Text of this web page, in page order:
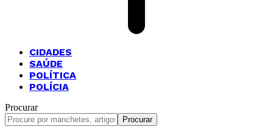
CIDADES
SAÚDE
POLÍTICA
POLÍCIA
Procurar